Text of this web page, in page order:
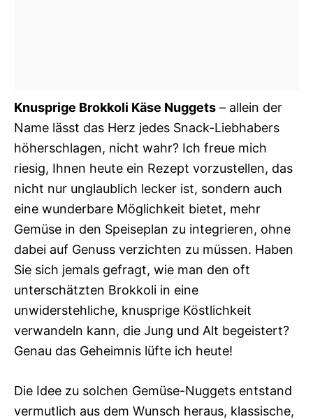
Knusprige Brokkoli Käse Nuggets – allein der
Name lässt das Herz jedes Snack-Liebhabers
höherschlagen, nicht wahr? Ich freue mich
riesig, Ihnen heute ein Rezept vorzustellen, das
nicht nur unglaublich lecker ist, sondern auch
eine wunderbare Möglichkeit bietet, mehr
Gemüse in den Speiseplan zu integrieren, ohne
dabei auf Genuss verzichten zu müssen. Haben
Sie sich jemals gefragt, wie man den oft
unterschätzten Brokkoli in eine
unwiderstehliche, knusprige Köstlichkeit
verwandeln kann, die Jung und Alt begeistert?
Genau das Geheimnis lüfte ich heute!
Die Idee zu solchen Gemüse-Nuggets entstand
vermutlich aus dem Wunsch heraus, klassische,